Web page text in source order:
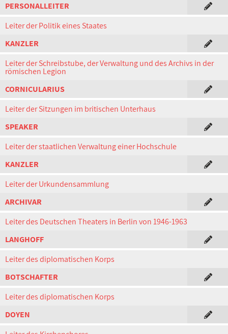
PERSONALLEITER
Leiter der Politik eines Staates
KANZLER
Leiter der Schreibstube, der Verwaltung und des Archivs in der
römischen Legion
CORNICULARIUS
Leiter der Sitzungen im britischen Unterhaus
SPEAKER
Leiter der staatlichen Verwaltung einer Hochschule
KANZLER
Leiter der Urkundensammlung
ARCHIVAR
Leiter des Deutschen Theaters in Berlin von 1946-1963
LANGHOFF
Leiter des diplomatischen Korps
BOTSCHAFTER
Leiter des diplomatischen Korps
DOYEN